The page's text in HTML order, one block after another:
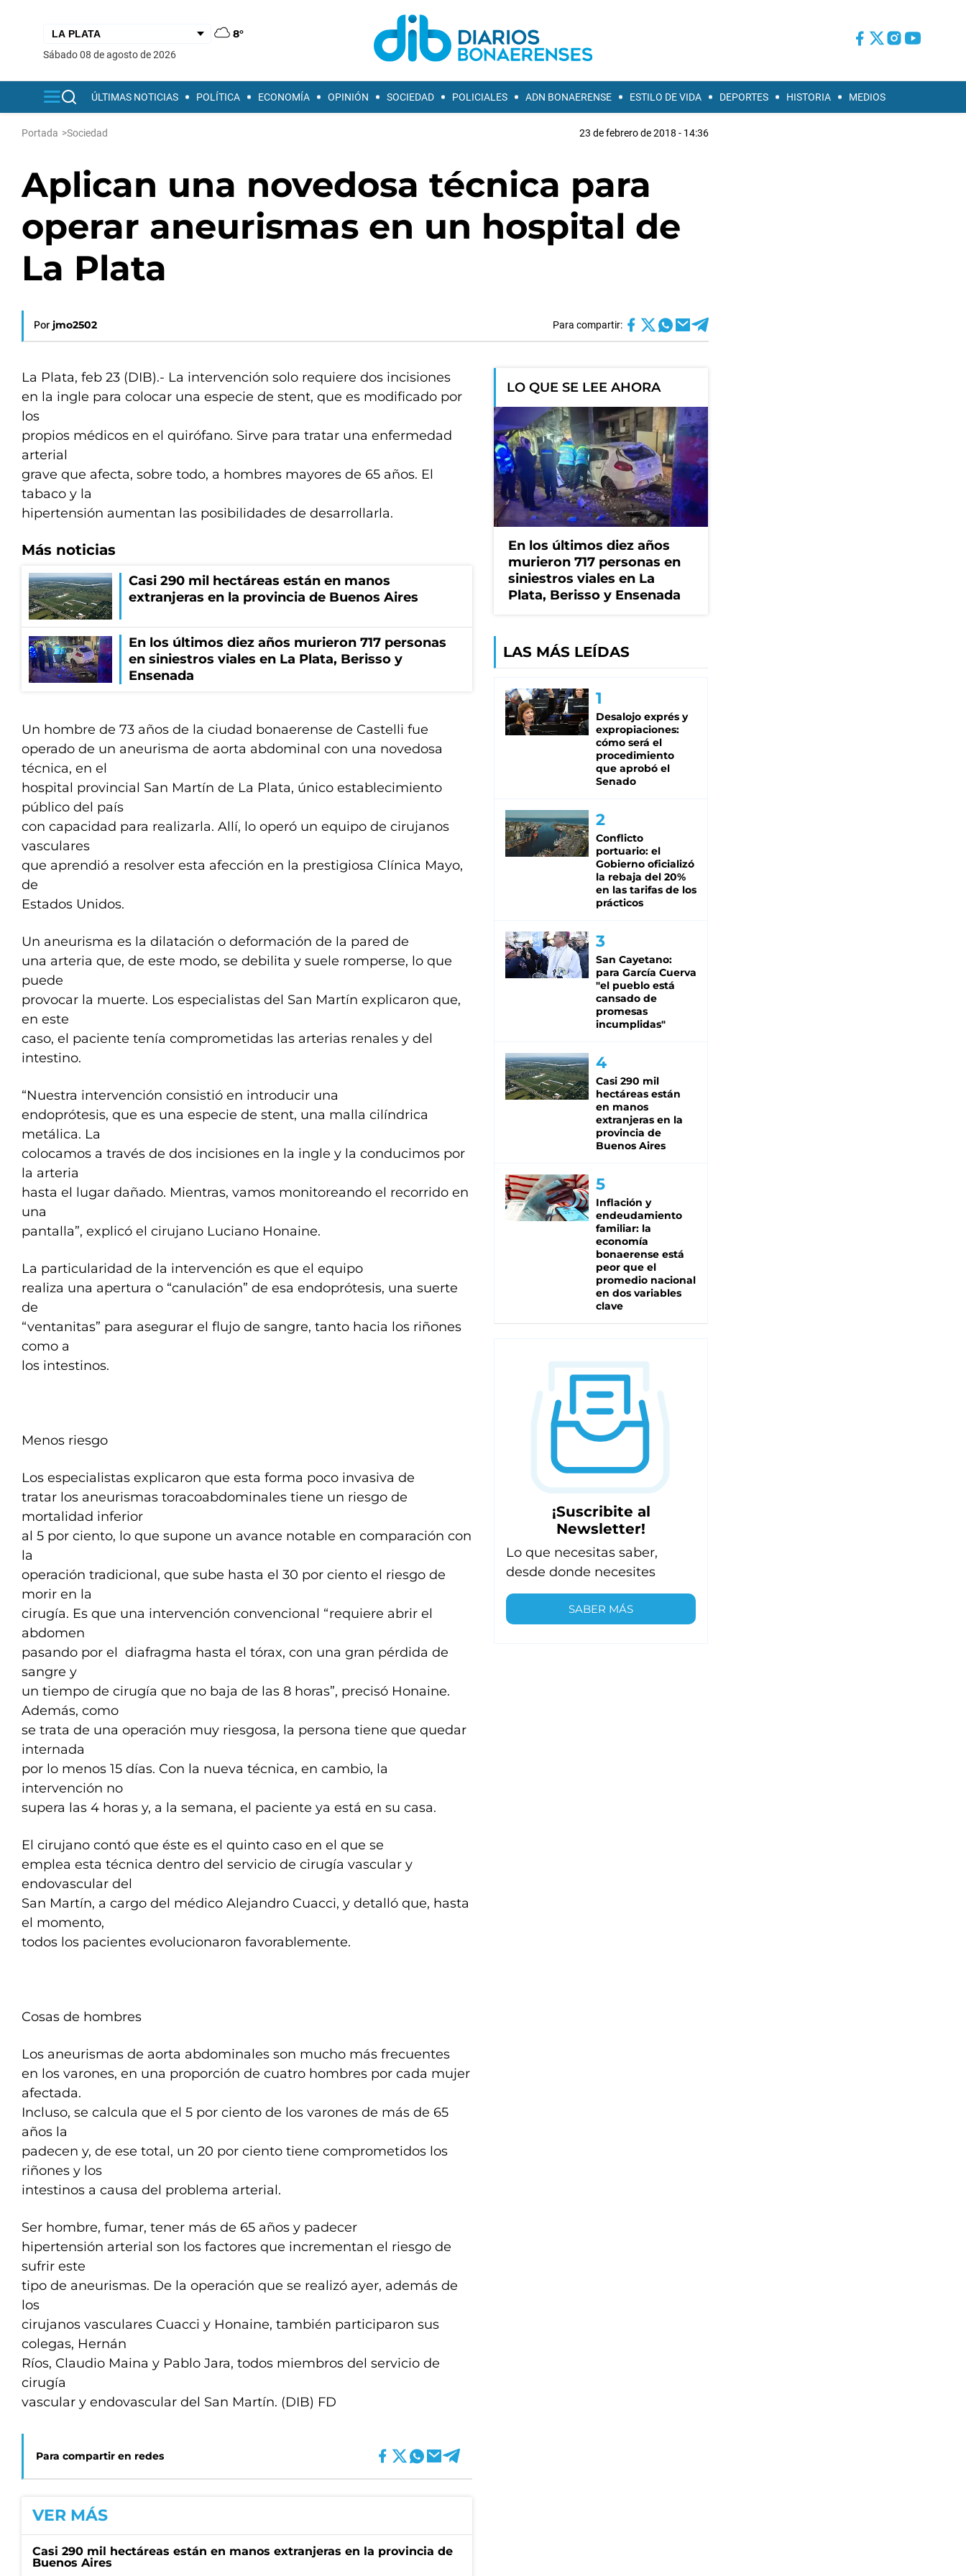
8°
sábado 08 de agosto de 2026
ÚLTIMAS NOTICIAS POLÍTICA ECONOMÍA OPINIÓN SOCIEDAD POLICIALES ADN BONAERENSE ESTILO DE VIDA DEPORTES HISTORIA MEDIOS
Portada >Sociedad 23 de febrero de 2018 - 14:36
Aplican una novedosa técnica para
operar aneurismas en un hospital de
La Plata
Por jmo2502 Para compartir:
La Plata, feb 23 (DIB).- La intervención solo requiere dos incisiones
en la ingle para colocar una especie de stent, que es modificado por
los
propios médicos en el quirófano. Sirve para tratar una enfermedad
arterial
grave que afecta, sobre todo, a hombres mayores de 65 años. El
tabaco y la
hipertensión aumentan las posibilidades de desarrollarla.
Más noticias
Casi 290 mil hectáreas están en manos
extranjeras en la provincia de Buenos Aires
En los últimos diez años murieron 717 personas
en siniestros viales en La Plata, Berisso y
Ensenada
Un hombre de 73 años de la ciudad bonaerense de Castelli fue
operado de un aneurisma de aorta abdominal con una novedosa
técnica, en el
hospital provincial San Martín de La Plata, único establecimiento
público del país
con capacidad para realizarla. Allí, lo operó un equipo de cirujanos
vasculares
que aprendió a resolver esta afección en la prestigiosa Clínica Mayo,
de
Estados Unidos.
Un aneurisma es la dilatación o deformación de la pared de
una arteria que, de este modo, se debilita y suele romperse, lo que
puede
provocar la muerte. Los especialistas del San Martín explicaron que,
en este
caso, el paciente tenía comprometidas las arterias renales y del
intestino.
“Nuestra intervención consistió en introducir una
endoprótesis, que es una especie de stent, una malla cilíndrica
metálica. La
colocamos a través de dos incisiones en la ingle y la conducimos por
la arteria
hasta el lugar dañado. Mientras, vamos monitoreando el recorrido en
una
pantalla”, explicó el cirujano Luciano Honaine.
La particularidad de la intervención es que el equipo
realiza una apertura o “canulación” de esa endoprótesis, una suerte
de
“ventanitas” para asegurar el flujo de sangre, tanto hacia los riñones
como a
los intestinos.
Menos riesgo
Los especialistas explicaron que esta forma poco invasiva de
tratar los aneurismas toracoabdominales tiene un riesgo de
mortalidad inferior
al 5 por ciento, lo que supone un avance notable en comparación con
la
operación tradicional, que sube hasta el 30 por ciento el riesgo de
morir en la
cirugía. Es que una intervención convencional “requiere abrir el
abdomen
pasando por el diafragma hasta el tórax, con una gran pérdida de
sangre y
un tiempo de cirugía que no baja de las 8 horas”, precisó Honaine.
Además, como
se trata de una operación muy riesgosa, la persona tiene que quedar
internada
por lo menos 15 días. Con la nueva técnica, en cambio, la
intervención no
supera las 4 horas y, a la semana, el paciente ya está en su casa.
El cirujano contó que éste es el quinto caso en el que se
emplea esta técnica dentro del servicio de cirugía vascular y
endovascular del
San Martín, a cargo del médico Alejandro Cuacci, y detalló que, hasta
el momento,
todos los pacientes evolucionaron favorablemente.
Cosas de hombres
Los aneurismas de aorta abdominales son mucho más frecuentes
en los varones, en una proporción de cuatro hombres por cada mujer
afectada.
Incluso, se calcula que el 5 por ciento de los varones de más de 65
años la
padecen y, de ese total, un 20 por ciento tiene comprometidos los
riñones y los
intestinos a causa del problema arterial.
Ser hombre, fumar, tener más de 65 años y padecer
hipertensión arterial son los factores que incrementan el riesgo de
sufrir este
tipo de aneurismas. De la operación que se realizó ayer, además de
los
cirujanos vasculares Cuacci y Honaine, también participaron sus
colegas, Hernán
Ríos, Claudio Maina y Pablo Jara, todos miembros del servicio de
cirugía
vascular y endovascular del San Martín. (DIB) FD
Para compartir en redes
VER MÁS
Casi 290 mil hectáreas están en manos extranjeras en la provincia de
Buenos Aires
LO QUE SE LEE AHORA
En los últimos diez años
murieron 717 personas en
siniestros viales en La
Plata, Berisso y Ensenada
LAS MÁS LEÍDAS
Desalojo exprés y
expropiaciones:
cómo será el
procedimiento
que aprobó el
Senado
Conflicto
portuario: el
Gobierno oficializó
la rebaja del 20%
en las tarifas de los
prácticos
San Cayetano:
para García Cuerva
"el pueblo está
cansado de
promesas
incumplidas"
Casi 290 mil
hectáreas están
en manos
extranjeras en la
provincia de
Buenos Aires
Inflación y
endeudamiento
familiar: la
economía
bonaerense está
peor que el
promedio nacional
en dos variables
clave
¡Suscribite al
Newsletter!
Lo que necesitas saber,
desde donde necesites
SABER MÁS